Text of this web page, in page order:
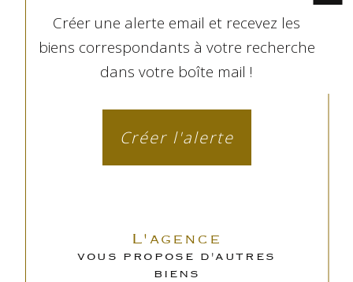
Créer une alerte email et recevez les
biens correspondants à votre recherche
dans votre boîte mail !
Créer l'alerte
L'agence
VOUS PROPOSE D'AUTRES
BIENS